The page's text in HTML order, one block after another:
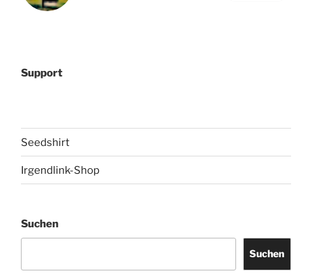
Support
Seedshirt
Irgendlink-Shop
Suchen
Suchen